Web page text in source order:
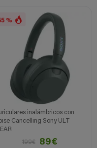
%
inalámbricos con
Cancelling Sony ULT
199€
89€